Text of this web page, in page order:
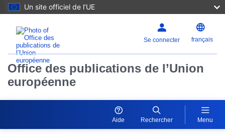
Un site officiel de l’UE
Se connecter français
Office des publications de l’Union
européenne
Aide Rechercher Menu